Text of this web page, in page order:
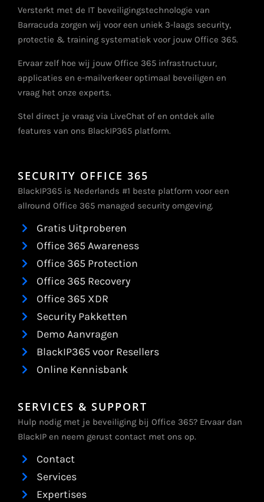
Versterkt met de IT beveiligingstechnologie van
Barracuda zorgen wij voor een uniek 3-laags security,
protectie & training systematiek voor jouw Office 365.
Ervaar zelf hoe wij jouw Office 365 infrastructuur,
applicaties en e-mailverkeer optimaal beveiligen en
vraag het onze experts.
Stel direct je vraag via LiveChat of en ontdek alle
features van ons BlackIP365 platform.
SECURITY OFFICE 365
BlackIP365 is Nederlands #1 beste platform voor een
allround Office 365 managed security omgeving.
Gratis Uitproberen
Office 365 Awareness
Office 365 Protection
Office 365 Recovery
Office 365 XDR
Security Pakketten
Demo Aanvragen
BlackIP365 voor Resellers
Online Kennisbank
SERVICES & SUPPORT
Hulp nodig met je beveiliging bij Office 365? Ervaar dan
BlackIP en neem gerust contact met ons op.
Contact
Services
Expertises